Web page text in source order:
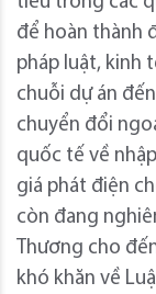
để hoàn thành
pháp luật, kinh
chuỗi dự án
chuyển đổi
quốc tế về
giá phát điện
còn đang
Thương cho
khó khăn về